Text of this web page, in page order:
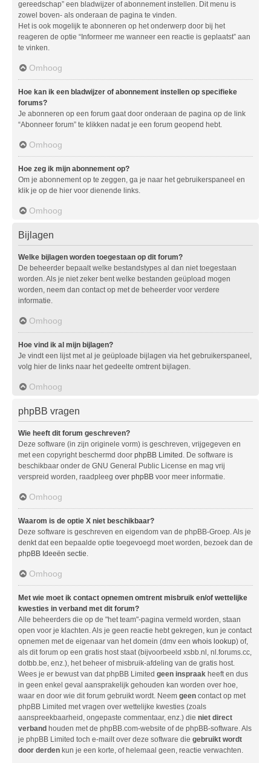
gereedschap” een bladwijzer of abonnement instellen. Dit menu is
zowel boven- als onderaan de pagina te vinden.
Het is ook mogelijk te abonneren op het onderwerp door bij het
reageren de optie “Informeer me wanneer een reactie is geplaatst” aan
te vinken.
Omhoog
Hoe kan ik een bladwijzer of abonnement instellen op specifieke
forums?
Je abonneren op een forum gaat door onderaan de pagina op de link
“Abonneer forum” te klikken nadat je een forum geopend hebt.
Omhoog
Hoe zeg ik mijn abonnement op?
Om je abonnement op te zeggen, ga je naar het gebruikerspaneel en
klik je op de hier voor dienende links.
Omhoog
Bijlagen
Welke bijlagen worden toegestaan op dit forum?
De beheerder bepaalt welke bestandstypes al dan niet toegestaan
worden. Als je niet zeker bent welke bestanden geüpload mogen
worden, neem dan contact op met de beheerder voor verdere
informatie.
Omhoog
Hoe vind ik al mijn bijlagen?
Je vindt een lijst met al je geüploade bijlagen via het gebruikerspaneel,
volg hier de links naar het gedeelte omtrent bijlagen.
Omhoog
phpBB vragen
Wie heeft dit forum geschreven?
Deze software (in zijn originele vorm) is geschreven, vrijgegeven en
met een copyright beschermd door phpBB Limited . De software is
beschikbaar onder de GNU General Public License en mag vrij
verspreid worden, raadpleeg over phpBB voor meer informatie.
Omhoog
Waarom is de optie X niet beschikbaar?
Deze software is geschreven en eigendom van de phpBB-Groep. Als je
denkt dat een bepaalde optie toegevoegd moet worden, bezoek dan de
phpBB Ideeën sectie
Omhoog
Met wie moet ik contact opnemen omtrent misbruik en/of wettelijke
kwesties in verband met dit forum?
Alle beheerders die op de "het team"-pagina vermeld worden, staan
open voor je klachten. Als je geen reactie hebt gekregen, kun je contact
opnemen met de eigenaar van het domein (dmv een whois lookup) of,
als dit forum op een gratis host staat (bijvoorbeeld xsbb.nl, nl.forums.cc,
dotbb.be, enz.), het beheer of misbruik-afdeling van de gratis host.
Wees je er bewust van dat phpBB Limited geen inspraak heeft en dus
in geen enkel geval aansprakelijk gehouden kan worden over hoe,
waar en door wie dit forum gebruikt wordt. Neem geen contact op met
phpBB Limited met vragen over wettelijke kwesties (zoals
aanspreekbaarheid, ongepaste commentaar, enz.) die niet direct
verband houden met de phpBB.com-website of de phpBB-software. Als
je phpBB Limited toch e-mailt over deze software die gebruikt wordt
door derden kun je een korte, of helemaal geen, reactie verwachten.